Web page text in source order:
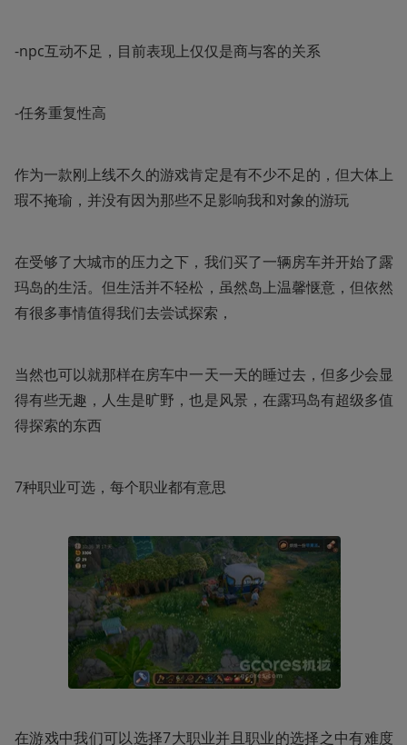
-npc互动不足，目前表现上仅仅是商与客的关系
-任务重复性高
作为一款刚上线不久的游戏肯定是有不少不足的，但大体上
瑕不掩瑜，并没有因为那些不足影响我和对象的游玩
在受够了大城市的压力之下，我们买了一辆房车并开始了露
玛岛的生活。但生活并不轻松，虽然岛上温馨惬意，但依然
有很多事情值得我们去尝试探索，
当然也可以就那样在房车中一天一天的睡过去，但多少会显
得有些无趣，人生是旷野，也是风景，在露玛岛有超级多值
得探索的东西
7种职业可选，每个职业都有意思
在游戏中我们可以选择7大职业并且职业的选择之中有难度